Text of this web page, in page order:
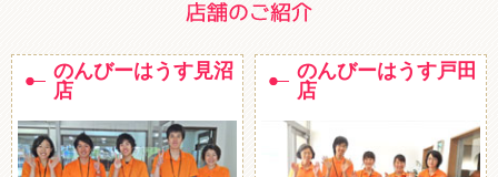
のんびーはうす見沼
店
のんびーはうす戸田
店